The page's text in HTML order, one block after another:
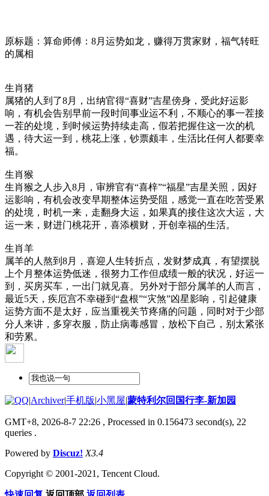
原标题：算命师傅：8月运势如龙，赚得万贯家财，福气转旺
的属相
生肖猪
属猪的人到了8月，出纳官得“喜财”吉星傍身，受此好运影
响，有机会告别早前一段时间事业运不利，不顺心的事一茬接
一茬的处境，到时候运势持续走高，假若把握住这一次的机
遇，待大运一到，桃花上涨，钞票颇丰，生活比任何人都要幸
福。
生肖猴
生肖猴之人步入8月，审辨官有“喜梓”“福星”吉星关照，因好
运影响，有机会改变早期整体运势受阻，感觉一直在吃苦受累
的处境，时机一来，走翻身大运，如果真的接住这次大运，大
运一来，财进门桃花开，喜添横财，开创幸福的生活。
生肖羊
属羊的人熬到8月，喜迎人生转折点，发财梦成真，有望摆脱
上个月整体运势低迷，很努力工作但成绩一般的状况，好运一
到，买房买车，一出门就见喜。另外对于部分属羊的人而言，
最近5天，疾厄宫不幸碰到“盘根”“灾煞”凶星影响，引起健康
运势方面不是太好，应当重视关节疼痛的问题，同时对于少部
分人来讲，多穿衣服，防止病毒感冒，放松下自己，别太紧张
和劳累。
|Archiver|手机版|小黑屋|蒙特利尔回国行李-新加园
GMT+8, 2026-8-7 22:26 , Processed in 0.156473 second(s), 22
queries .
Powered by Discuz! X3.4
Copyright © 2001-2021, Tencent Cloud.